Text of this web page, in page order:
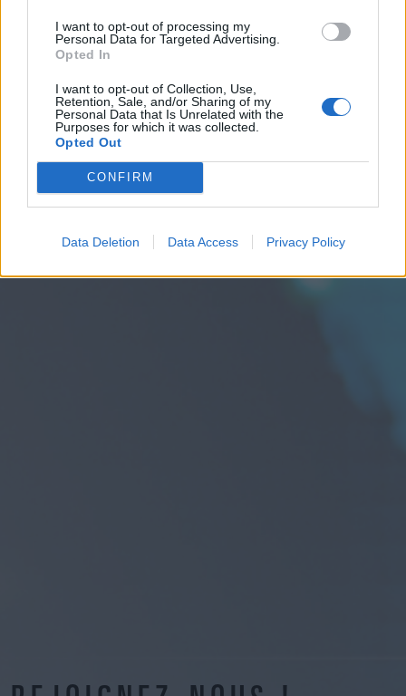
I want to opt-out of processing my
Personal Data for Targeted Advertising.
Opted In
I want to opt-out of Collection, Use,
Retention, Sale, and/or Sharing of my
Personal Data that Is Unrelated with the
Purposes for which it was collected.
Opted Out
CONFIRM
Data Deletion Data Access Privacy Policy